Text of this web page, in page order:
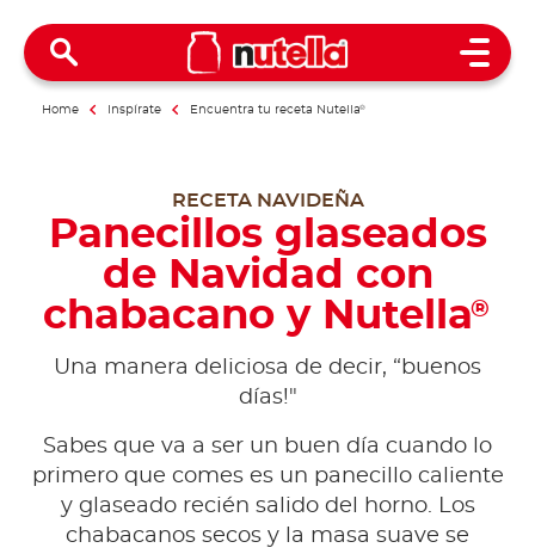
Open
Home Inspírate Encuentra tu receta Nutella®
RECETA NAVIDEÑA
Panecillos glaseados
de Navidad con
chabacano y Nutella®
Una manera deliciosa de decir, “buenos
días!"
Sabes que va a ser un buen día cuando lo
primero que comes es un panecillo caliente
y glaseado recién salido del horno. Los
chabacanos secos y la masa suave se